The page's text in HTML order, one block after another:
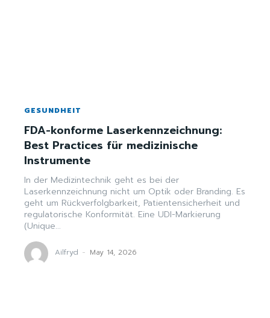
GESUNDHEIT
FDA-konforme Laserkennzeichnung:
Best Practices für medizinische
Instrumente
In der Medizintechnik geht es bei der
Laserkennzeichnung nicht um Optik oder Branding. Es
geht um Rückverfolgbarkeit, Patientensicherheit und
regulatorische Konformität. Eine UDI-Markierung
(Unique...
Ailfryd - May 14, 2026